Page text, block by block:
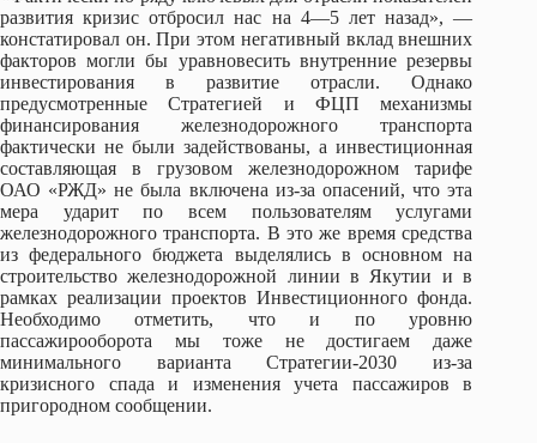
развития кризис отбросил нас на 4—5 лет назад», —
констатировал он. При этом негативный вклад внешних
факторов могли бы уравновесить внутренние резервы
инвестирования в развитие отрасли. Однако
предусмотренные Стратегией и ФЦП механизмы
финансирования железнодорожного транспорта
фактически не были задействованы, а инвестиционная
составляющая в грузовом железнодорожном тарифе
ОАО «РЖД» не была включена из-за опасений, что эта
мера ударит по всем пользователям услугами
железнодорожного транспорта. В это же время средства
из федерального бюджета выделялись в основном на
строительство железнодорожной линии в Якутии и в
рамках реализации проектов Инвестиционного фонда.
Необходимо отметить, что и по уровню
пассажирооборота мы тоже не достигаем даже
минимального варианта Стратегии-2030 из-за
кризисного спада и изменения учета пассажиров в
пригородном сообщении.